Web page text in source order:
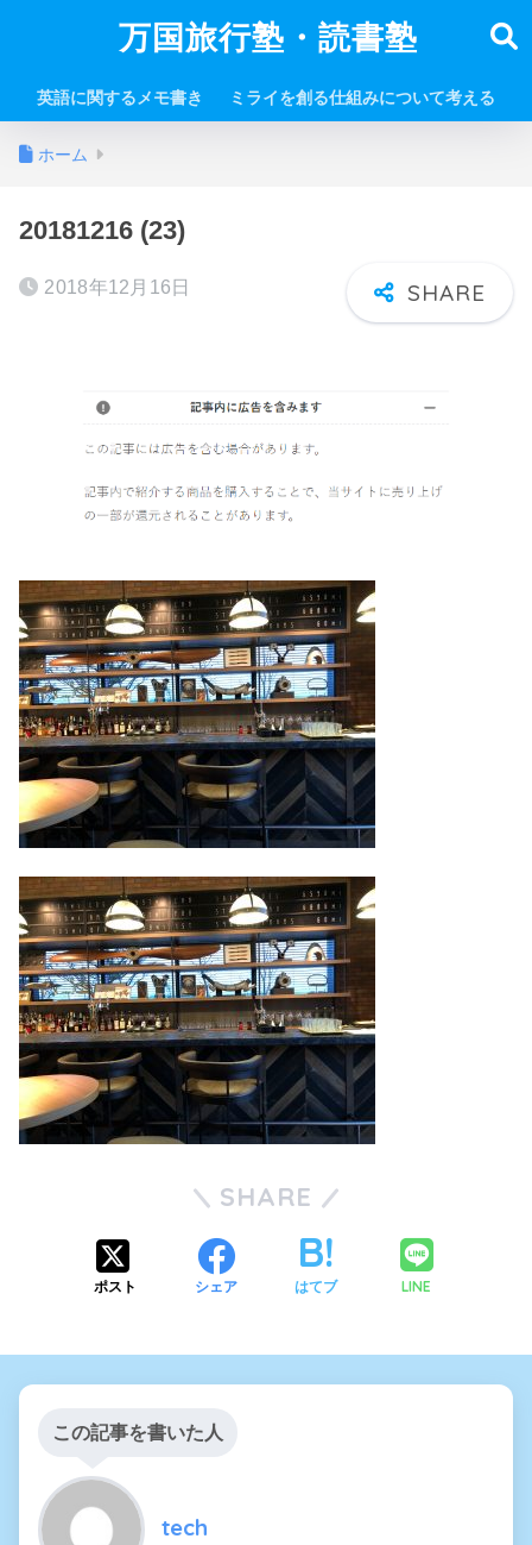
万国旅行塾・読書塾
英語に関するメモ書き ミライを創る仕組みについて考える
ホーム
20181216 (23)
2018年12月16日
SHARE
ポスト シェア はてブ LINE
この記事を書いた人
tech